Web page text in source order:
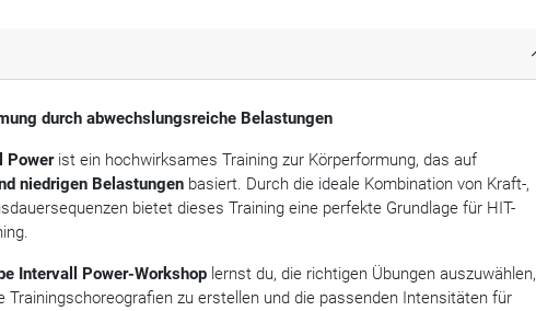
durch abwechslungsreiche Belastungen
Powerist ein hochwirksames Training zur Körperformung, das auf
niedrigen Belastungen basiert. Durch die ideale Kombination von Kraft-,
bietet dieses Training eine perfekte Grundlage für HIT-
Intervall Power-Workshop lernst du, die richtigen Übungen auszuwählen,
Trainingschoreografien zu erstellen und die passenden Intensitäten für